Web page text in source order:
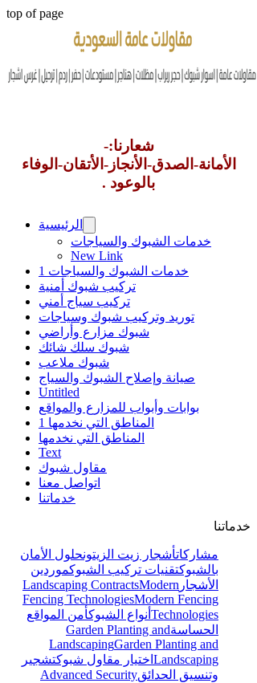
top of page
شعارنا:-
الأمانة-الصدق-الأنجاز-الأتقان-الوفاء
بالوعود .
الرئيسية
خدمات الشبوك والسياجات
New Link
خدمات الشبوك والسياجات 1
تركيب شبوك أمنية
تركيب سياج أمني
توريد وتركيب شبوك وسياجات
شبوك مزارع وأراضي
شبوك سلك شائك
شبوك ملاعب
صيانة وإصلاح الشبوك والسياج
Untitled
بوابات وأبواب للمزارع والمواقع
المناطق التي نخدمها 1
المناطق التي نخدمها
Text
مقاول شبوك
اتواصل معنا
خدماتنا
خدماتنا
مشاركاتأشجار زيت الزيتونحلول الأمان
بالشبوكتقنيات تركيب الشبوكموردين
الأشجار
Landscaping ContractsModern
Fencing TechnologiesModern Fencing
Technologies أنواع الشبوكأمن المواقع
الحساسةGarden Planting and
LandscapingGarden Planting and
Landscaping اختيار مقاول شبوكتشجير
وتنسيق الحدائقAdvanced Security